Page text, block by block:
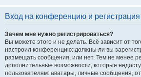
Вход на конференцию и регистрация
Зачем мне нужно регистрироваться?
Вы можете этого и не делать. Всё зависит от
настроил конференцию: должны ли вы
размещать сообщения, или нет. Тем не менее
дополнительные возможности, которые
пользователям: аватары, личные сообщения,